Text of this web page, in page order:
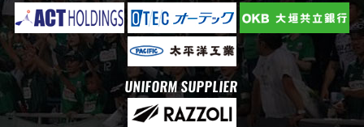
UNIFORM SUPPLIER